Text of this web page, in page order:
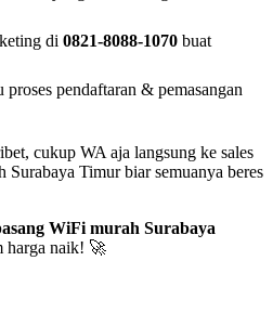
di 0821-8088-1070 buat
pendaftaran & pemasangan
cukup WA aja langsung ke sales
Timur biar semuanya beres
WiFi murah Surabaya
harga naik! 🚀